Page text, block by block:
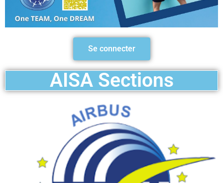
Se connecter
AISA Sections